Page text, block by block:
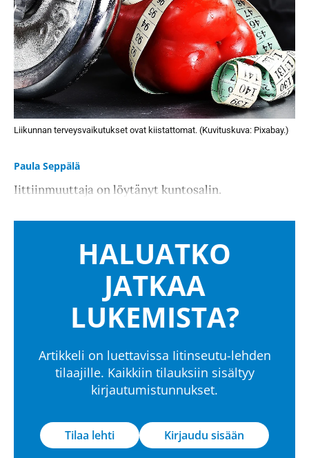
Liikunnan terveysvaikutukset ovat kiistattomat. (Kuvituskuva: Pixabay.)
Paula Seppälä
Iittiinmuuttaja on löytänyt kuntosalin.
HALUATKO
JATKAA
LUKEMISTA?
Artikkeli on luettavissa Iitinseutu-lehden
tilaajille. Kaikkiin tilauksiin sisältyy
kirjautumistunnukset.
Tilaa lehti Kirjaudu sisään